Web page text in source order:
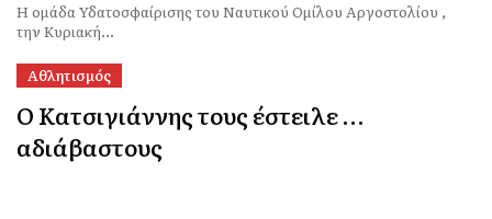
Η ομάδα Υδατοσφαίρισης του Ναυτικού Ομίλου Αργοστολίου ,
την Κυριακή...
Αθλητισμός
Ο Κατσιγιάννης τους έστειλε …
αδιάβαστους